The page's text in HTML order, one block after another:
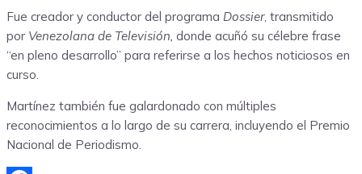
Fue creador y conductor del programa Dossier, transmitido
por Venezolana de Televisión, donde acuñó su célebre frase
“en pleno desarrollo” para referirse a los hechos noticiosos en
curso.
Martínez también fue galardonado con múltiples
reconocimientos a lo largo de su carrera, incluyendo el Premio
Nacional de Periodismo.